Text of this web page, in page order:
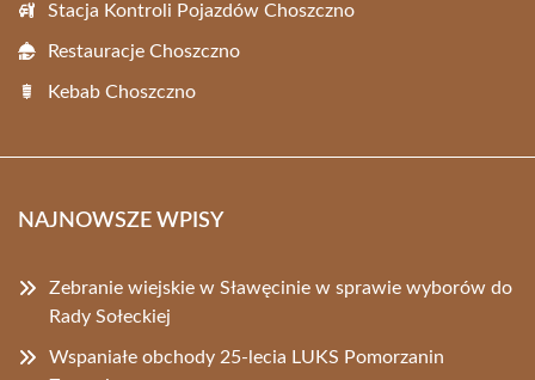
Stacja Kontroli Pojazdów Choszczno
Restauracje Choszczno
Kebab Choszczno
NAJNOWSZE WPISY
Zebranie wiejskie w Sławęcinie w sprawie wyborów do
Rady Sołeckiej
Wspaniałe obchody 25-lecia LUKS Pomorzanin